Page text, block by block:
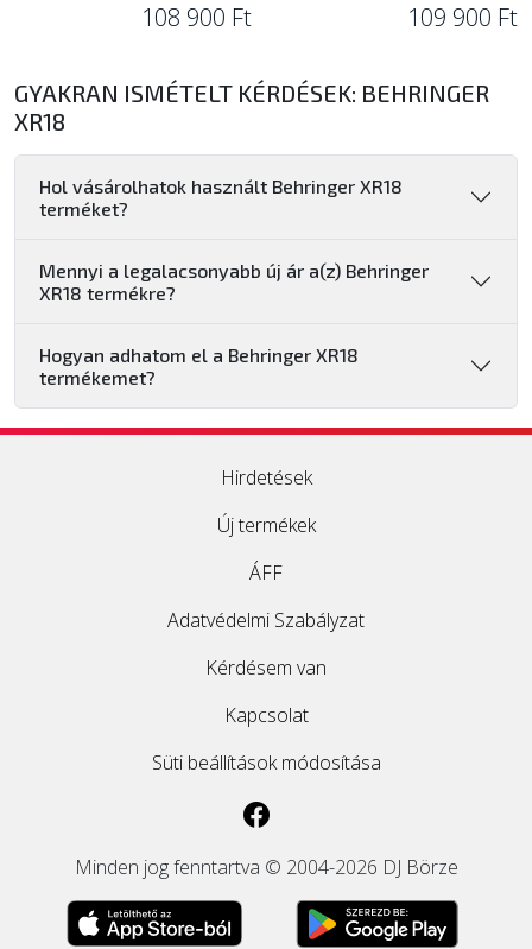
108 900 Ft 109 900 Ft
GYAKRAN ISMÉTELT KÉRDÉSEK: BEHRINGER
XR18
Hol vásárolhatok használt Behringer XR18
terméket?
Mennyi a legalacsonyabb új ár a(z) Behringer
XR18 termékre?
Hogyan adhatom el a Behringer XR18
termékemet?
Hirdetések
Új termékek
ÁFF
Adatvédelmi Szabályzat
Kérdésem van
Kapcsolat
Süti beállítások módosítása
Minden jog fenntartva © 2004-2026 DJ Börze